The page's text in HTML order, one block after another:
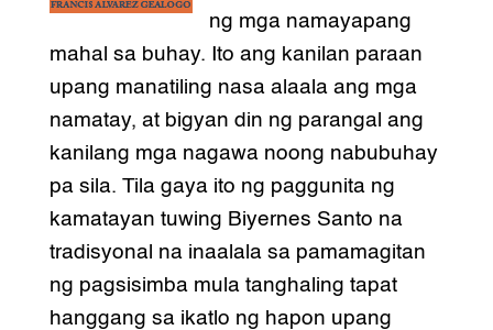
ng mga namayapang
mahal sa buhay. Ito ang kanilan paraan
upang manatiling nasa alaala ang mga
namatay, at bigyan din ng parangal ang
kanilang mga nagawa noong nabubuhay
pa sila. Tila gaya ito ng paggunita ng
kamatayan tuwing Biyernes Santo na
tradisyonal na inaalala sa pamamagitan
ng pagsisimba mula tanghaling tapat
hanggang sa ikatlo ng hapon upang